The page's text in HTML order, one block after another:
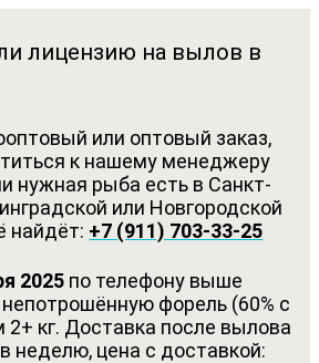
лицензию на вылов в
или оптовый заказ,
к нашему менеджеру
нужная рыба есть в Санкт-
или Новгородской
найдёт: +7 (911) 703-33-25
2025 по телефону выше
форель (60% с
2+ кг. Доставка после вылова
неделю, цена с доставкой: